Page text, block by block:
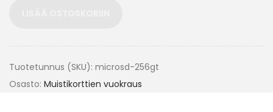
Tuotetunnus (SKU): microsd-256gt
Osasto: Muistikorttien vuokraus